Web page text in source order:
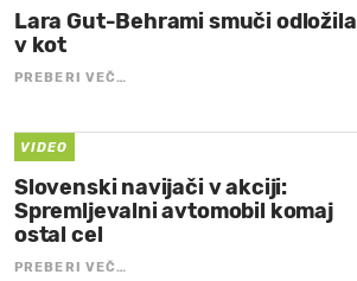
Lara Gut-Behrami smuči odložila
v kot
PREBERI VEČ…
VIDEO
Slovenski navijači v akciji:
Spremljevalni avtomobil komaj
ostal cel
PREBERI VEČ…